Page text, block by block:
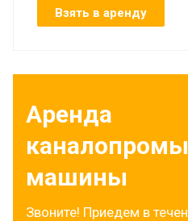
Взять в аренду
Аренда
машины
Звоните! Приедем в